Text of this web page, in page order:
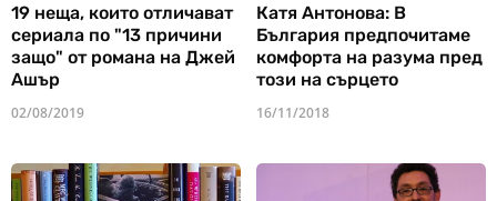
19 неща, които отличават
сериала по "13 причини
защо" от романа на Джей
Ашър
02/08/2019
Катя Антонова: В
България предпочитаме
комфорта на разума пред
този на сърцето
16/11/2018